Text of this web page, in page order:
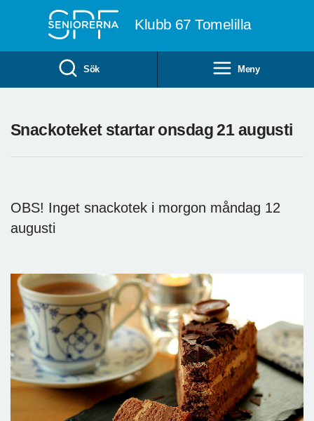
Klubb 67 Tomelilla
Sök Meny
Snackoteket startar onsdag 21 augusti
OBS! Inget snackotek i morgon måndag 12
augusti